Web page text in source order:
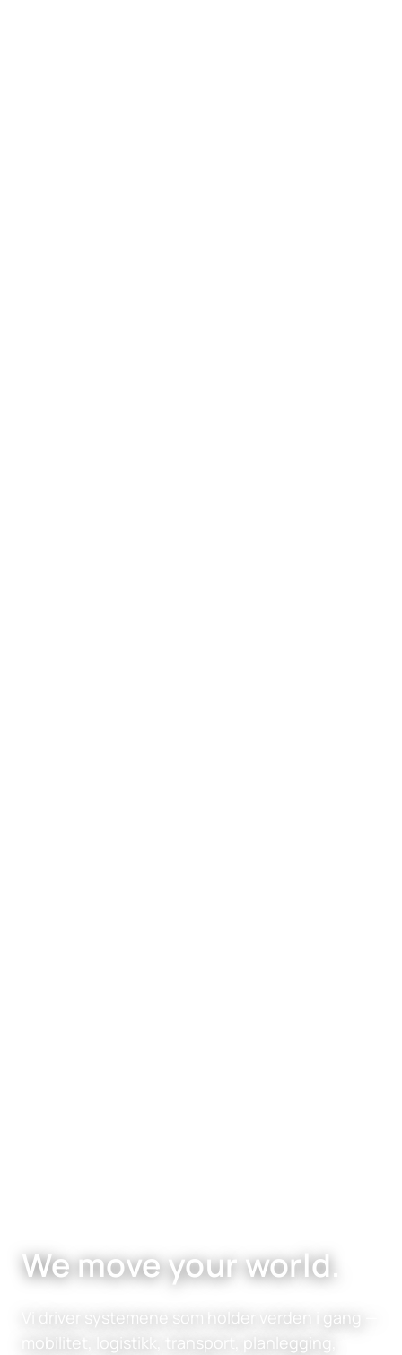
We move your world.
Vi driver systemene som holder verden i gang —
mobilitet, logistikk, transport, planlegging,